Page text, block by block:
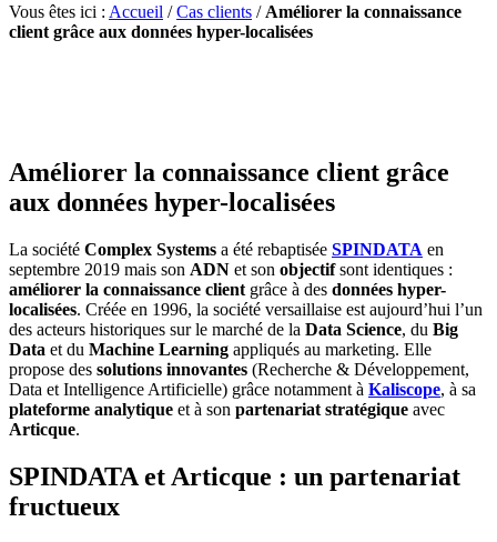
Vous êtes ici : Accueil /Cas clients / Améliorer la connaissance
client grâce aux données hyper-localisées
Améliorer la connaissance client grâce
aux données hyper-localisées
La société Complex Systems a été rebaptisée SPINDATA en
septembre 2019 mais son ADN et son objectifsont identiques :
améliorer la connaissance client grâce à des données hyper-
localisées. Créée en 1996, la société versaillaise est aujourd’hui l’un
des acteurs historiques sur le marché de la Data Science, du Big
Data et du Machine Learning appliqués au marketing. Elle
propose des solutions innovantes (Recherche & Développement,
Data et Intelligence Artificielle) grâce notamment à Kaliscope, à sa
plateforme analytique et à son partenariat stratégique avec
Articque.
SPINDATA et Articque : un partenariat
fructueux